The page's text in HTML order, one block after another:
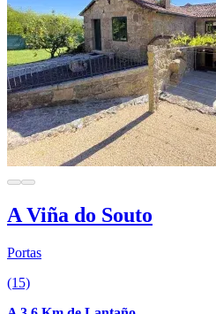
A Viña do Souto
Portas
(15)